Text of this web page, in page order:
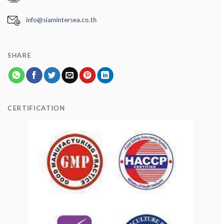
info@siamintersea.co.th
SHARE
CERTIFICATION